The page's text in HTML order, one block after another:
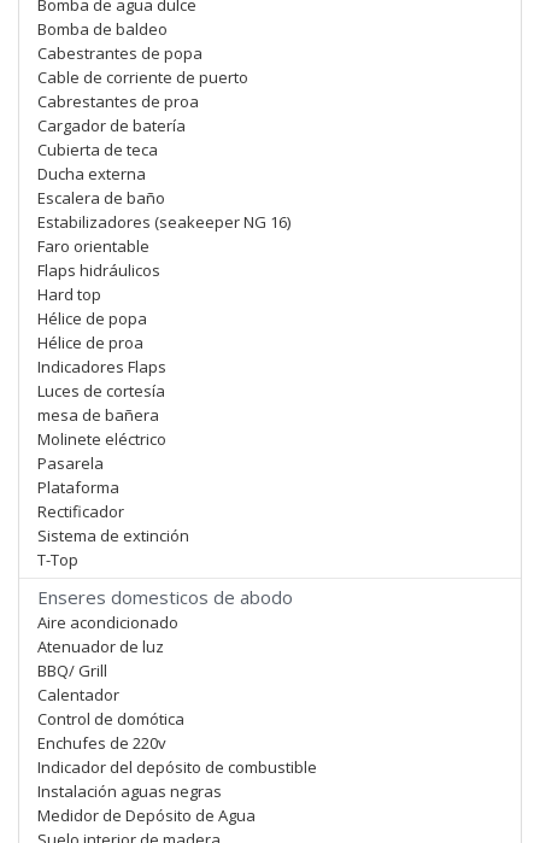
Bomba de agua dulce
Bomba de baldeo
Cabestrantes de popa
Cable de corriente de puerto
Cabrestantes de proa
Cargador de batería
Cubierta de teca
Ducha externa
Escalera de baño
Estabilizadores (seakeeper NG 16)
Faro orientable
Flaps hidráulicos
Hard top
Hélice de popa
Hélice de proa
Indicadores Flaps
Luces de cortesía
mesa de bañera
Molinete eléctrico
Pasarela
Plataforma
Rectificador
Sistema de extinción
T-Top
Enseres domesticos de abodo
Aire acondicionado
Atenuador de luz
BBQ/ Grill
Calentador
Control de domótica
Enchufes de 220v
Indicador del depósito de combustible
Instalación aguas negras
Medidor de Depósito de Agua